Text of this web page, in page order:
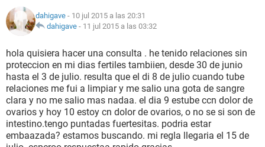
NUTRICIÓN
BIENESTAR
SEXUALIDAD
GLOSARIO
dahigave - 10 jul 2015 a las 20:31
dahigave - 11 jul 2015 a las 03:32
hola quisiera hacer una consulta . he tenido relaciones sin
proteccion en mi dias fertiles tambiien, desde 30 de junio
hasta el 3 de julio. resulta que el di 8 de julio cuando tube
relaciones me fui a limpiar y me salio una gota de sangre
clara y no me salio mas nadaa. el dia 9 estube ccn dolor de
ovarios y hoy 10 estoy cn dolor de ovarios, o no se si son de
intestino.tengo puntadas fuertesitas. podria estar
embaazada? estamos buscando. mi regla llegaria el 15 de